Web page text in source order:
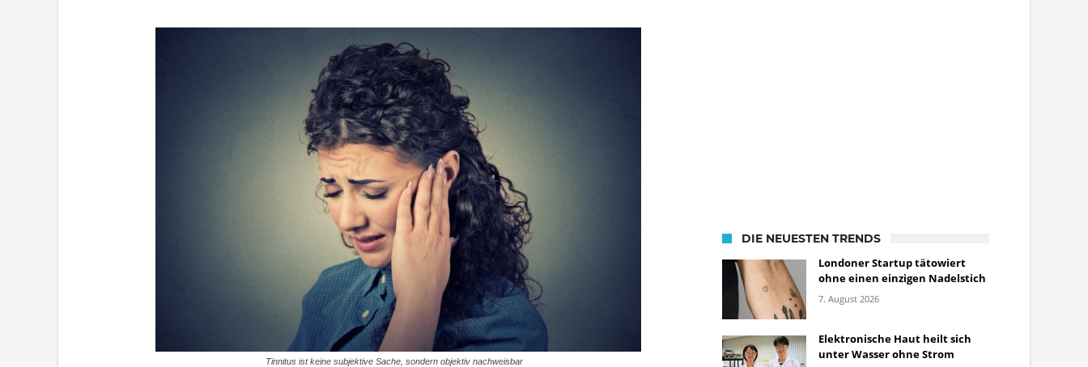
Tinnitus ist keine subjektive Sache, sondern objektiv nachweisbar
DIE NEUESTEN TRENDS
Londoner Startup tätowiert
ohne einen einzigen Nadelstich
7. August 2026
Elektronische Haut heilt sich
unter Wasser ohne Strom